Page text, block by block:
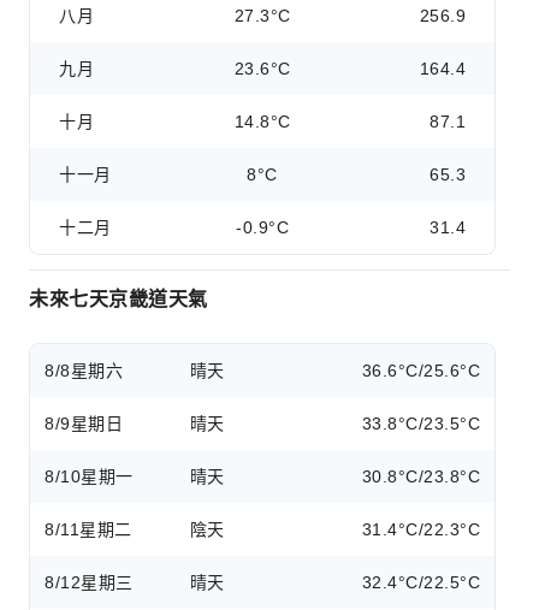
八月 27.3°C 256.9
九月 23.6°C 164.4
十月 14.8°C 87.1
十一月 8°C 65.3
十二月 -0.9°C 31.4
未來七天京畿道天氣
8/8星期六 晴天 36.6°C/25.6°C
8/9星期日 晴天 33.8°C/23.5°C
8/10星期一 晴天 30.8°C/23.8°C
8/11 星期二 陰天 31.4°C/22.3°C
8/12星期三 晴天 32.4°C/22.5°C